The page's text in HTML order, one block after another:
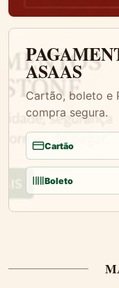
ASAAS
Cartão, boleto e
compra segura.
Cartão
Boleto